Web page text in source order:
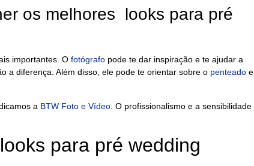
os melhores looks para pré
importantes. O fotógrafo pode te dar inspiração e te ajudar a
a diferença. Além disso, ele pode te orientar sobre o penteado e
a BTW Foto e Vídeo. O profissionalismo e a sensibilidade
para pré wedding